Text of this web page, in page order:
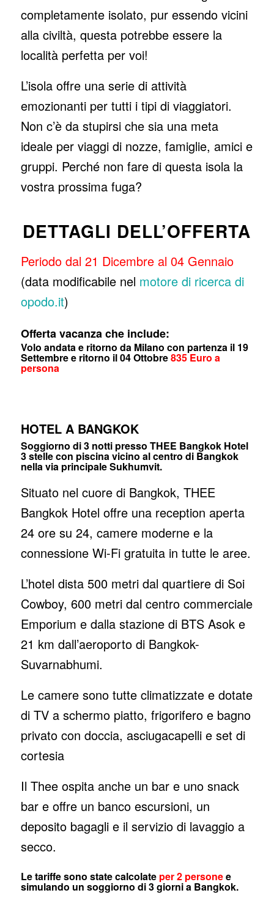
completamente isolato, pur essendo vicini
alla civiltà, questa potrebbe essere la
località perfetta per voi!
L’isola offre una serie di attività
emozionanti per tutti i tipi di viaggiatori.
Non c’è da stupirsi che sia una meta
ideale per viaggi di nozze, famiglie, amici e
gruppi. Perché non fare di questa isola la
vostra prossima fuga?
DETTAGLI DELL’OFFERTA
Periodo dal 21 Dicembre al 04 Gennaio
(data modificabile nel motore di ricerca di
opodo.it)
Offerta vacanza che include:
Volo andata e ritorno da Milano con partenza il 19
Settembre e ritorno il 04 Ottobre835 Euro a
persona
HOTEL A BANGKOK
Soggiorno di 3 notti presso THEE Bangkok Hotel
3 stelle con piscina vicino al centro di Bangkok
nella via principale Sukhumvit.
Situato nel cuore di Bangkok, THEE
Bangkok Hotel offre una reception aperta
24 ore su 24, camere moderne e la
connessione Wi-Fi gratuita in tutte le aree.
L’hotel dista 500 metri dal quartiere di Soi
Cowboy, 600 metri dal centro commerciale
Emporium e dalla stazione di BTS Asok e
21 km dall’aeroporto di Bangkok-
Suvarnabhumi.
Le camere sono tutte climatizzate e dotate
di TV a schermo piatto, frigorifero e bagno
privato con doccia, asciugacapelli e set di
cortesia
Il Thee ospita anche un bar e uno snack
bar e offre un banco escursioni, un
deposito bagagli e il servizio di lavaggio a
secco.
Le tariffe sono state calcolate per 2 personee
simulando un soggiorno di 3 giorni a Bangkok.